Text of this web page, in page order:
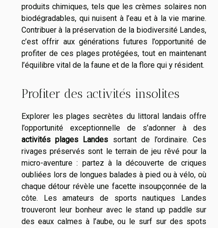
produits chimiques, tels que les crèmes solaires non
biodégradables, qui nuisent à l’eau et à la vie marine.
Contribuer à la préservation de la biodiversité Landes,
c’est offrir aux générations futures l’opportunité de
profiter de ces plages protégées, tout en maintenant
l’équilibre vital de la faune et de la flore qui y résident.
Profiter des activités insolites
Explorer les plages secrètes du littoral landais offre
l’opportunité exceptionnelle de s’adonner à des
activités plages Landes sortant de l’ordinaire. Ces
rivages préservés sont le terrain de jeu rêvé pour la
micro-aventure : partez à la découverte de criques
oubliées lors de longues balades à pied ou à vélo, où
chaque détour révèle une facette insoupçonnée de la
côte. Les amateurs de sports nautiques Landes
trouveront leur bonheur avec le stand up paddle sur
des eaux calmes à l’aube, ou le surf sur des spots